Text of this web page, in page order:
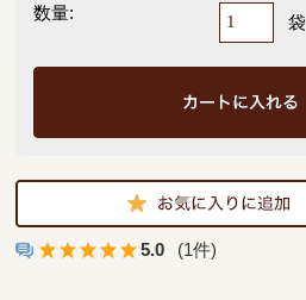
数量: 袋
5.0 (1件)